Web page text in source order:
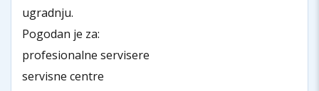
ugradnju.
Pogodan je za:
profesionalne servisere
servisne centre